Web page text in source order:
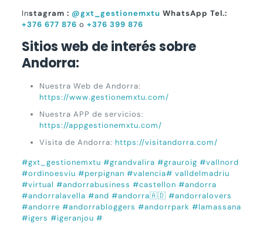
Instagram : @gxt_gestionemxtu WhatsApp Tel.:
+376 677 876 o +376 399 876
Sitios web de interés sobre
Andorra:
Nuestra Web de Andorra:
https://www.gestionemxtu.com/
Nuestra APP de servicios:
https://appgestionemxtu.com/
Visita de Andorra: https://visitandorra.com/
#gxt_gestionemxtu #grandvalira #grauroig #vallnord
#ordinoesviu #perpignan #valencia# valldelmadriu
#virtual #andorrabusiness #castellon #andorra
#andorralavella #and #andorra🇦🇩 #andorralovers
#andorre #andorrabloggers #andorrpark #lamassana
#igers #igeranjou #